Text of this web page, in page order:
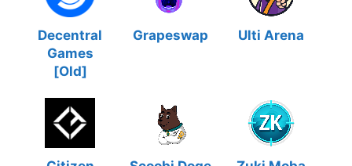
Decentral
Games
[Old]
Grapeswap Ulti Arena